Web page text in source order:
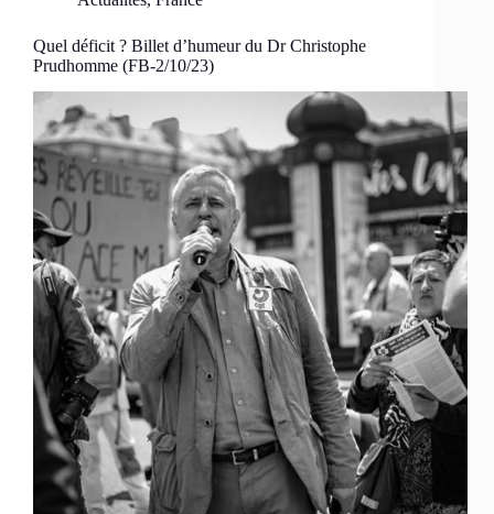
Quel déficit ? Billet d’humeur du Dr Christophe
Prudhomme (FB-2/10/23)